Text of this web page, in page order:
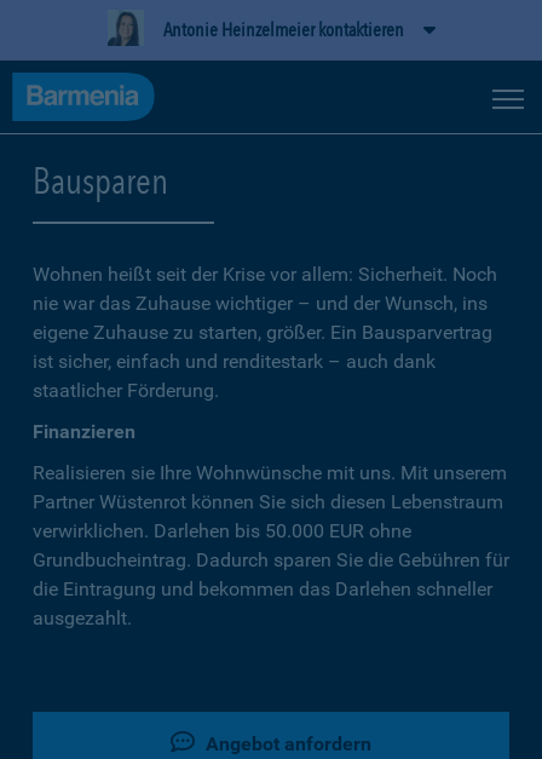
Antonie Heinzelmeier kontaktieren
Bausparen
Wohnen heißt seit der Krise vor allem: Sicherheit. Noch
nie war das Zuhause wichtiger – und der Wunsch, ins
eigene Zuhause zu starten, größer. Ein Bausparvertrag
ist sicher, einfach und renditestark – auch dank
staatlicher Förderung.
Finanzieren
Realisieren sie Ihre Wohnwünsche mit uns. Mit unserem
Partner Wüstenrot können Sie sich diesen Lebenstraum
verwirklichen. Darlehen bis 50.000 EUR ohne
Grundbucheintrag. Dadurch sparen Sie die Gebühren für
die Eintragung und bekommen das Darlehen schneller
ausgezahlt.
Angebot anfordern